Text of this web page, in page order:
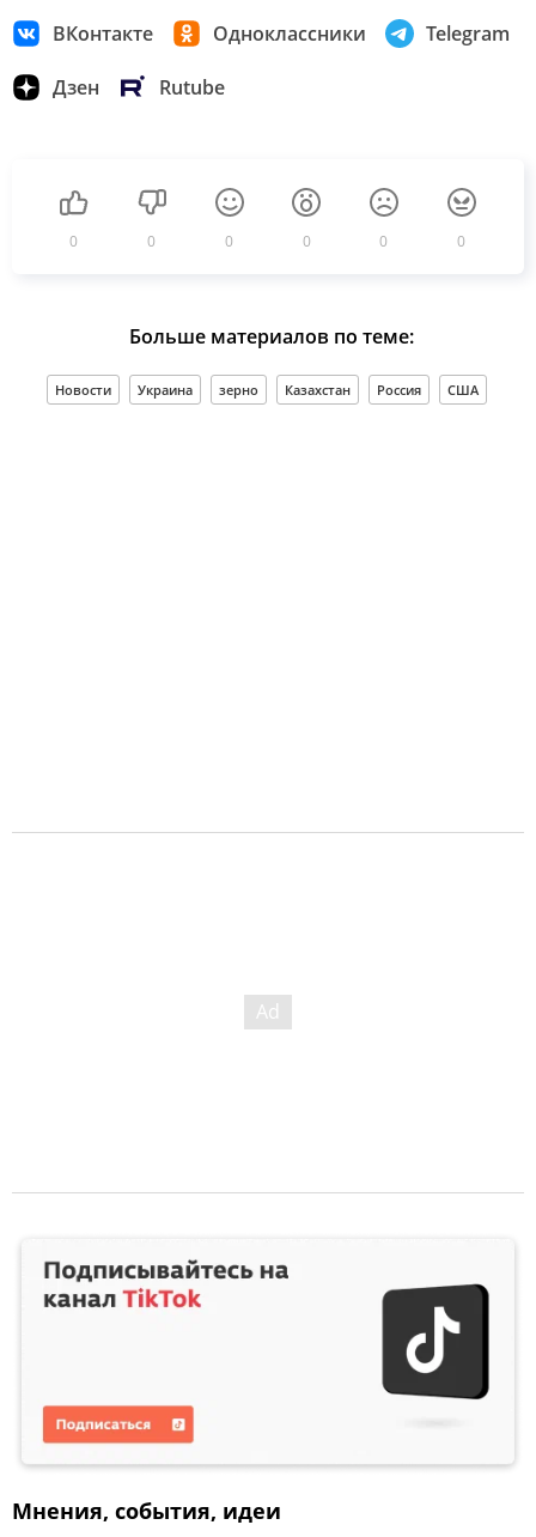
ВКонтакте Одноклассники Telegram
Дзен Rutube
0 0 0 0 0 0
Больше материалов по теме:
Новости Украина зерно Казахстан Россия США
Мнения, события, идеи